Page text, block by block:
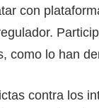
con
como lo han
contra los